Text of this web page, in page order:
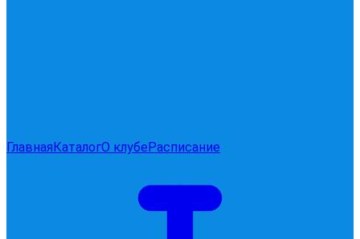
ГлавнаяКаталогО клубеРасписание